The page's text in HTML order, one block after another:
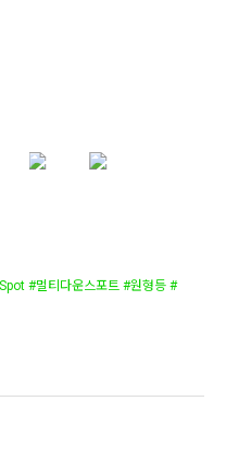
#멀티다운스포트 #원형등 #